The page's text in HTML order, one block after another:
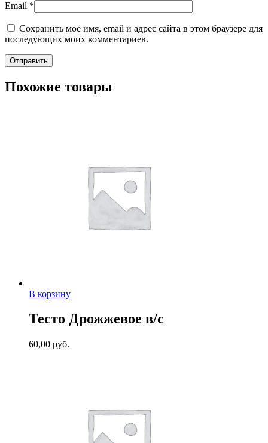
Email *
Сохранить моё имя, email и адрес сайта в этом браузере для
последующих моих комментариев.
Похожие товары
В корзину
Тесто Дрожжевое в/с
60,00 руб.